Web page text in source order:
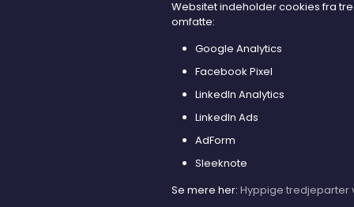
Websitet indeholder cookies fra
omfatte:
Google Analytics
Facebook Pixel
LinkedIn Analytics
LinkedIn Ads
AdForm
Sleeknote
Se mere her: Hyppige tredjeparter